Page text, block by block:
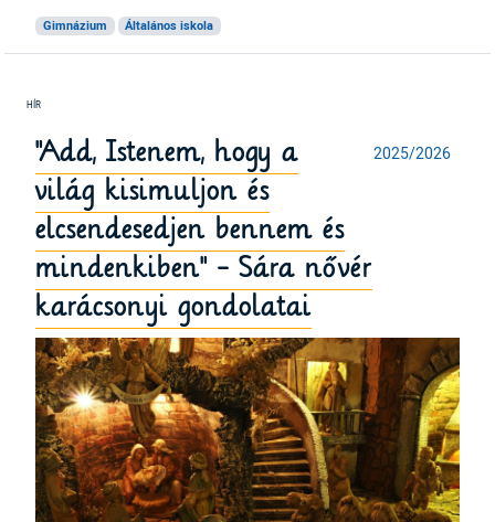
Gimnázium Általános iskola
2025/2026
"Add, Istenem, hogy a
világ kisimuljon és
elcsendesedjen bennem és
mindenkiben" - Sára nővér
karácsonyi gondolatai